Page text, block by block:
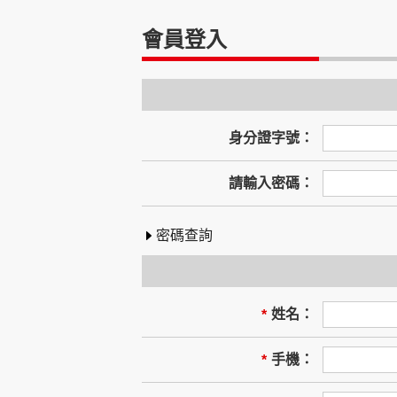
會員登入
身分證字號：
請輸入密碼：
密碼查詢
* 姓名：
* 手機：